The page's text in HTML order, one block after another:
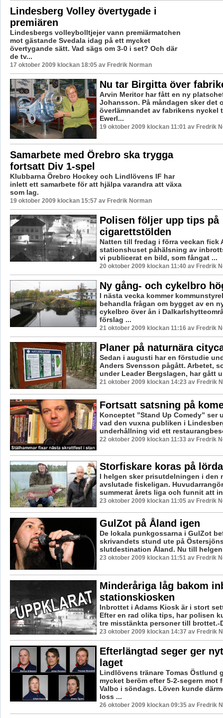
Lindesberg Volley övertygade i
premiären
Lindesbergs volleybolltjejer vann premiärmatchen
mot gästande Svedala idag på ett mycket
övertygande sätt. Vad sägs om 3-0 i set? Och där
de tv...
17 oktober 2009 klockan 18:05 av Fredrik Norman
Nu tar Birgitta över
Arvin Meritor har fått en ny
Johansson. På måndagen sker det
överlämnandet av fabrikens nyckel
Ewerl...
19 oktober 2009 klockan 11:01 av Fredrik
Samarbete med Örebro ska trygga
fortsatt Div 1-spel
Klubbarna Örebro Hockey och Lindlövens IF har
inlett ett samarbete för att hjälpa varandra att växa
som lag.
19 oktober 2009 klockan 15:57 av Fredrik Norman
Polisen följer upp tips på
cigarettstölden
Natten till fredag i förra veckan fick
stationshuset påhälsning av
vi publicerat en bild, som fångat ...
20 oktober 2009 klockan 11:40 av Fredrik
Ny gång- och cykelbro
I nästa vecka kommer
behandla frågan om bygget av en
cykelbro över ån i
förslag ...
21 oktober 2009 klockan 11:16 av Fredrik
Planer på naturnära
Sedan i augusti har en förstudie
Anders Svensson pågått. Arbetet,
under Leader Bergslagen, har gått
21 oktober 2009 klockan 14:23 av Fredrik
Fortsatt satsning på
Konceptet ”Stand Up Comedy” ser
vad den vuxna publiken i
underhållning vid ett
22 oktober 2009 klockan 11:33 av Fredrik
Storfiskare koras på
I helgen sker prisutdelningen i den
avslutade fiskeligan.
summerat årets liga och funnit att
23 oktober 2009 klockan 11:05 av Fredrik
GulZot på Åland igen
De lokala punkgossarna i GulZot
skrivandets stund ute på
slutdestination Åland. Nu till helgen
23 oktober 2009 klockan 11:51 av Fredrik
Minderåriga låg bakom
stationskiosken
Inbrottet i Adams Kiosk är i stort
Efter en rad olika tips, har polisen
tre misstänkta personer till brottet.-
23 oktober 2009 klockan 14:37 av Fredrik
Efterlängtad seger ger
laget
Lindlövens tränare Tomas Östlund
mycket beröm efter 5-2-segern mot
Valbo i söndags. Löven kunde
loss ...
26 oktober 2009 klockan 09:35 av Fredrik